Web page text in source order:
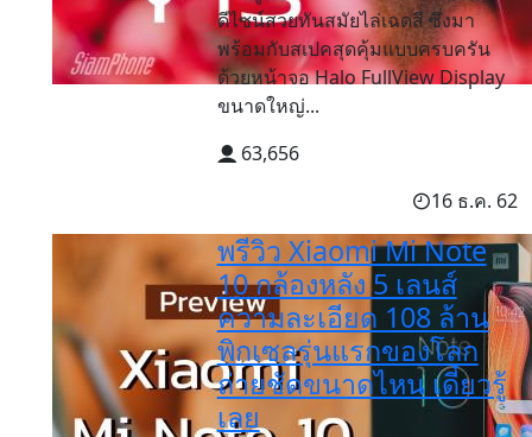
ดีไซน์สวยทันสมัยไล่เฉดสี ซึ่งมา
พร้อมกับสเปคสุดคุ้มแบบครบครัน
ด้วยหน้าจอ Halo FullView Display
ขนาดใหญ่...
63,656
16 ธ.ค. 62
พรีวิว Xiaomi Mi Note
10 กล้องหลัง 5 เลนส์
ความละเอียด 108 ล้าน
พิกเซลรุ่นแรกของโลก
ถ่ายชัดขนาดไหน เดี๋ยวรู้
เลย